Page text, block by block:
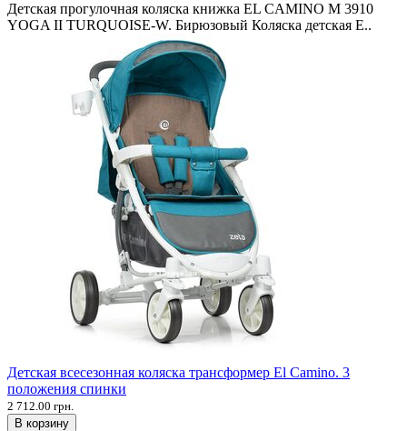
Детская прогулочная коляска книжка EL CAMINO M 3910
YOGA II TURQUOISE-W. Бирюзовый Коляска детская E..
Детская всесезонная коляска трансформер El Camino. 3
положения спинки
2 712.00 грн.
В корзину